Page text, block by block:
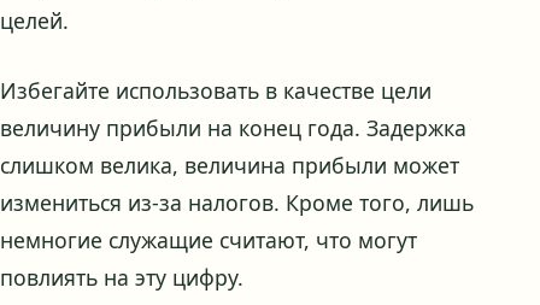
целей.
Избегайте использовать в качестве цели
величину прибыли на конец года. Задержка
слишком велика, величина прибыли может
измениться из-за налогов. Кроме того, лишь
немногие служащие считают, что могут
повлиять на эту цифру.